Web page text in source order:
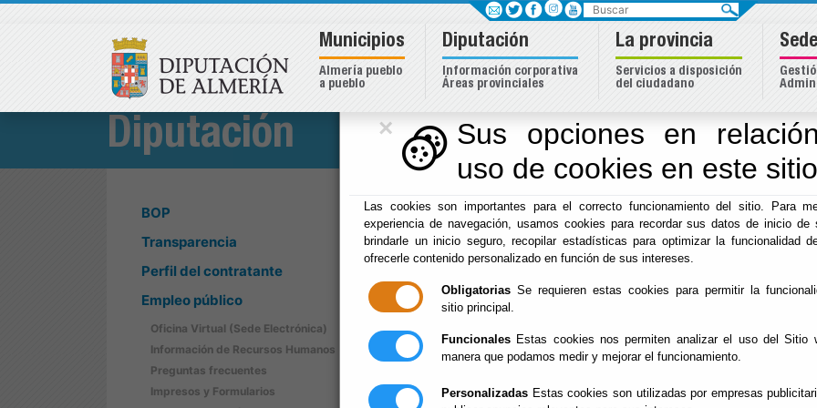
×
Sus opciones en
uso de cookies en este sitio
Las cookies son importantes para el correcto funcionamiento del sitio. Para
experiencia de navegación, usamos cookies para recordar sus datos de inicio de
brindarle un inicio seguro, recopilar estadísticas para optimizar la funcionalidad
ofrecerle contenido personalizado en función de sus intereses.
Obligatorias Se requieren estas cookies para permitir la
sitio principal.
Funcionales Estas cookies nos permiten analizar el uso del Sitio
manera que podamos medir y mejorar el funcionamiento.
Personalizadas Estas cookies son utilizadas por empresas
Diputación
BOP
Transparencia
Perfil del contratante
Empleo público
Oficina Virtual (Sede Electrónica)
Información de Recursos Humanos
Preguntas frecuentes
Impresos y Formularios
Inicio -Diputación - DESIGNACIÓN DE COORDINADORA
MIEMBRO DEL CONSEJO ASESOR DEL CONSEJO
ALMERIENSES
DESIGNACIÓN DE
DEL ÁREA DE
HISTORIA Y
CONSEJO ASESOR
Buscar
Municipios
Almería pueblo
a pueblo
Diputación
Información corporativa
Áreas provinciales
La provincia
Servicios a disposición
del ciudadano